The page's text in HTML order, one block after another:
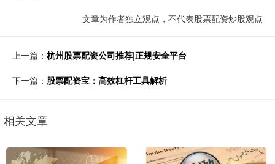
文章为作者独立观点，不代表股票配资炒股观点
上一篇： 杭州股票配资公司推荐|正规安全平台
下一篇： 股票配资宝：高效杠杆工具解析
相关文章